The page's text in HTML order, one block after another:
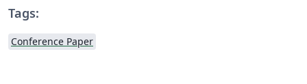
Tags:
Conference Paper